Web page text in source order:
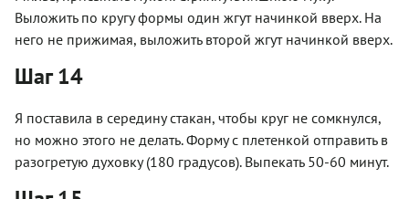
Выложить по кругу формы один жгут начинкой вверх. На
него не прижимая, выложить второй жгут начинкой вверх.
Шаг 14
Я поставила в середину стакан, чтобы круг не сомкнулся,
но можно этого не делать. Форму с плетенкой отправить в
разогретую духовку (180 градусов). Выпекать 50-60 минут.